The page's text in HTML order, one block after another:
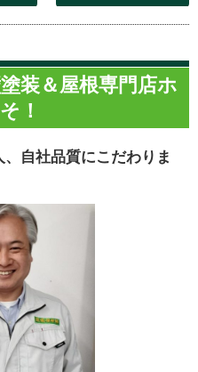
装＆屋根専門店ホ
！
自社品質にこだわりま